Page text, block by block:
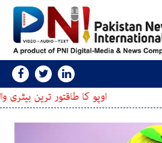
کا طاقتور ترین بیٹری والا اسمارٹ